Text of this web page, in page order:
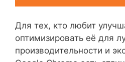
Для тех, кто любит
оптимизировать её для
производительности и